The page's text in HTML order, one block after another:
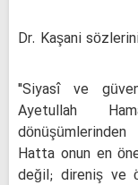
Dr. Kaşani
"Siyasî ve
Ayetullah
Hatta onun en
değil; direniş ve